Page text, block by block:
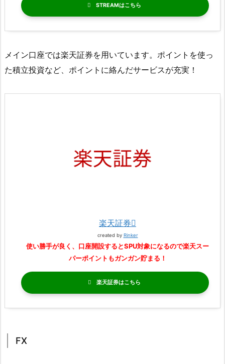
STREAM
メイン口座では楽天証券を用いています。ポイントを使っ
た積立投資など、ポイントに絡んだサービスが充実！
楽天証券
created by Rinker
使い勝手が良く、口座開設するとSPU対象になるので楽天スー
パーポイントもガンガン貯まる！
楽天証券
FX